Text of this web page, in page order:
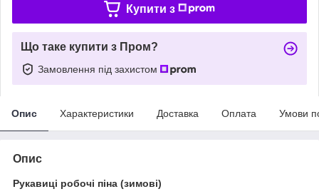
Купити з
Що таке купити з Пром?
Замовлення під захистом
Опис Характеристики Доставка Оплата Умови
Опис
Рукавиці робочі піна (зимові)